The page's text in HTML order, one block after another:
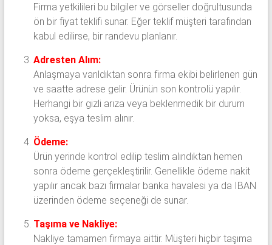
Firma yetkilileri bu bilgiler ve görseller doğrultusunda
ön bir fiyat teklifi sunar. Eğer teklif müşteri tarafından
kabul edilirse, bir randevu planlanır.
Adresten Alım:
Anlaşmaya varıldıktan sonra firma ekibi belirlenen gün
ve saatte adrese gelir. Ürünün son kontrolü yapılır.
Herhangi bir gizli arıza veya beklenmedik bir durum
yoksa, eşya teslim alınır.
Ödeme:
Ürün yerinde kontrol edilip teslim alındıktan hemen
sonra ödeme gerçekleştirilir. Genellikle ödeme nakit
yapılır ancak bazı firmalar banka havalesi ya da IBAN
üzerinden ödeme seçeneği de sunar.
Taşıma ve Nakliye:
Nakliye tamamen firmaya aittir. Müşteri hiçbir taşıma